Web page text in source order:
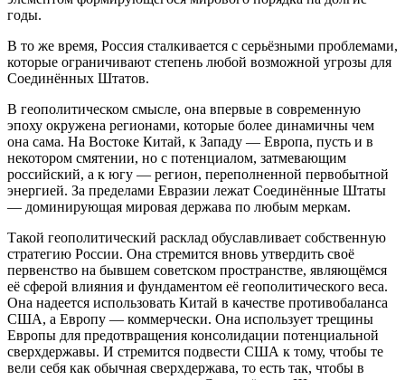
годы.
В то же время, Россия сталкивается с серьёзными проблемами,
которые ограничивают степень любой возможной угрозы для
Соединённых Штатов.
В геополитическом смысле, она впервые в современную
эпоху окружена регионами, которые более динамичны чем
она сама. На Востоке Китай, к Западу — Европа, пусть и в
некотором смятении, но с потенциалом, затмевающим
российский, а к югу — регион, переполненной первобытной
энергией. За пределами Евразии лежат Соединённые Штаты
— доминирующая мировая держава по любым меркам.
Такой геополитический расклад обуславливает собственную
стратегию России. Она стремится вновь утвердить своё
первенство на бывшем советском пространстве, являющёмся
её сферой влияния и фундаментом её геополитического веса.
Она надеется использовать Китай в качестве противобаланса
США, а Европу — коммерчески. Она использует трещины
Европы для предотвращения консолидации потенциальной
сверхдержавы. И стремится подвести США к тому, чтобы те
вели себя как обычная сверхдержава, то есть так, чтобы в